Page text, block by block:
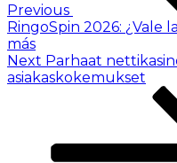
Previous
RingoSpin 2026: ¿Vale
más
Next Parhaat
asiakaskokemukset